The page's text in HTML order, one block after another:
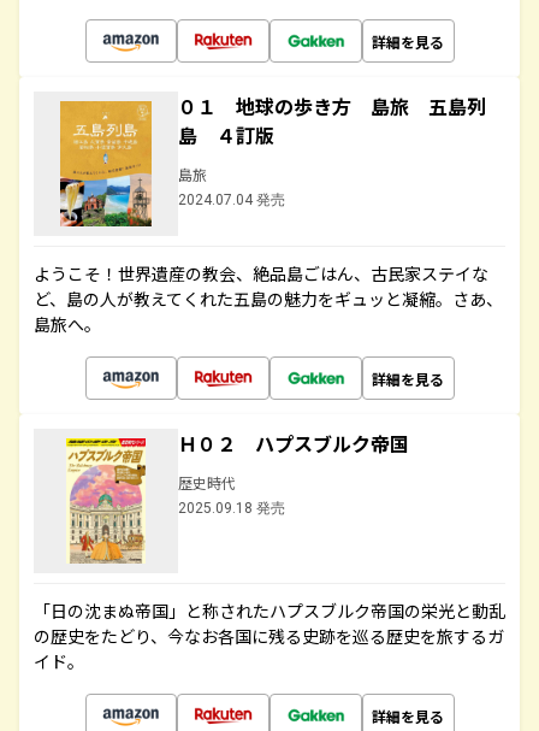
詳細を見る
０１ 地球の歩き方 島旅 五島列
島 ４訂版
島旅
2024.07.04 発売
ようこそ！世界遺産の教会、絶品島ごはん、古民家ステイな
ど、島の人が教えてくれた五島の魅力をギュッと凝縮。さあ、
島旅へ。
詳細を見る
Ｈ０２ ハプスブルク帝国
歴史時代
2025.09.18 発売
「日の沈まぬ帝国」と称されたハプスブルク帝国の栄光と動乱
の歴史をたどり、今なお各国に残る史跡を巡る歴史を旅するガ
イド。
詳細を見る